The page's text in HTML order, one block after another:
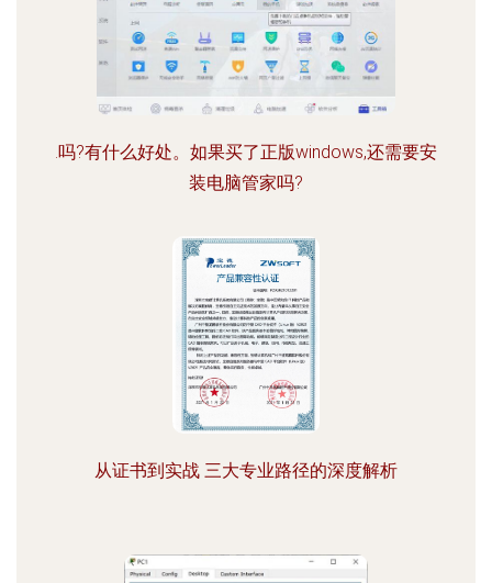
.吗?有什么好处。如果买了正版windows,还需要安
装电脑管家吗?
从证书到实战 三大专业路径的深度解析